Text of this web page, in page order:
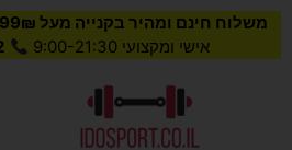
משלוח חינם ומהיר בקנייה מעל 199₪
אישי ומקצועי 9:00-21:30